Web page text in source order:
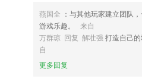
燕国全 ：与其他玩家建立团队
游戏乐趣。
来自
万群琼 回复 解壮强 打造自己
自
更多回复